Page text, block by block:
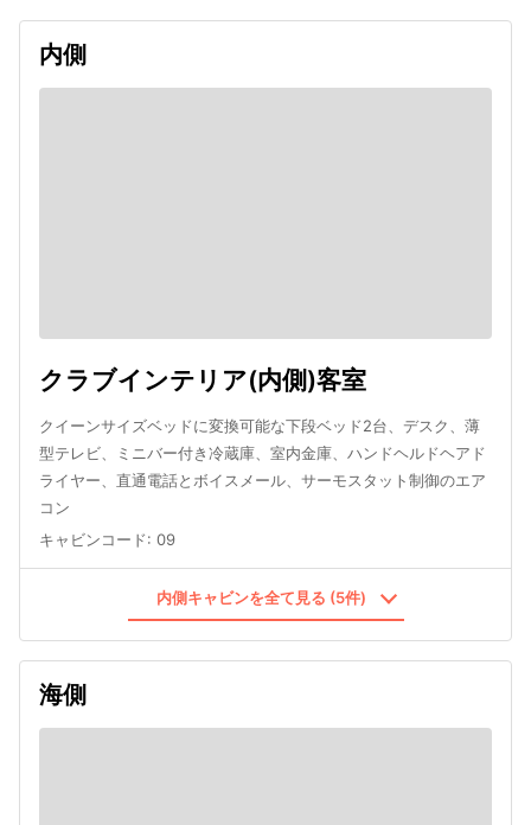
内側
クラブインテリア(内側)客室
クイーンサイズベッドに変換可能な下段ベッド2台、デスク、薄
型テレビ、ミニバー付き冷蔵庫、室内金庫、ハンドヘルドヘアド
ライヤー、直通電話とボイスメール、サーモスタット制御のエア
コン
キャビンコード: 09
内側キャビンを全て見る (5件)
海側